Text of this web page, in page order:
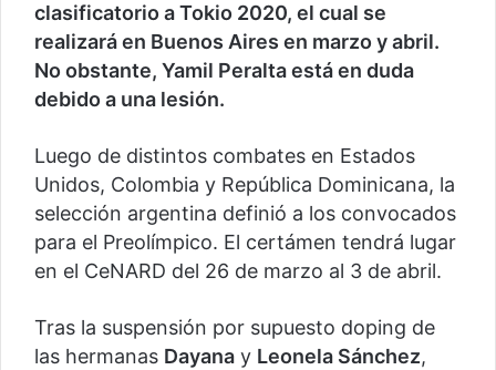
clasificatorio a Tokio 2020, el cual se
realizará en Buenos Aires en marzo y abril.
No obstante, Yamil Peralta está en duda
debido a una lesión.
Luego de distintos combates en Estados
Unidos, Colombia y República Dominicana, la
selección argentina definió a los convocados
para el Preolímpico. El certámen tendrá lugar
en el CeNARD del 26 de marzo al 3 de abril.
Tras la suspensión por supuesto doping de
las hermanas Dayana y Leonela Sánchez,